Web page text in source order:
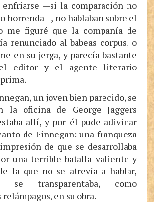
enfriarse —si la comparación no
horrenda—, no hablaban sobre el
me figuré que la compañía de
renunciado al babeas corpus, o
en su jerga, y parecía bastante
editor y el agente literario
un joven bien parecido, se
la oficina de George Jaggers
allí, y por él pude adivinar
de Finnegan: una franqueza
de que se desarrollaba
una terrible batalla valiente y
la que no se atrevía a hablar,
transparentaba, como
en su obra.